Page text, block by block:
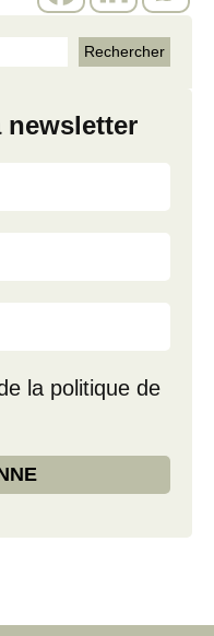
newsletter
la politique de